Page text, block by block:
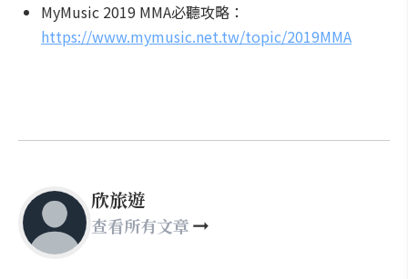
MyMusic 2019 MMA必聽攻略：
https://www.mymusic.net.tw/topic/2019MMA
欣旅遊
查看所有文章